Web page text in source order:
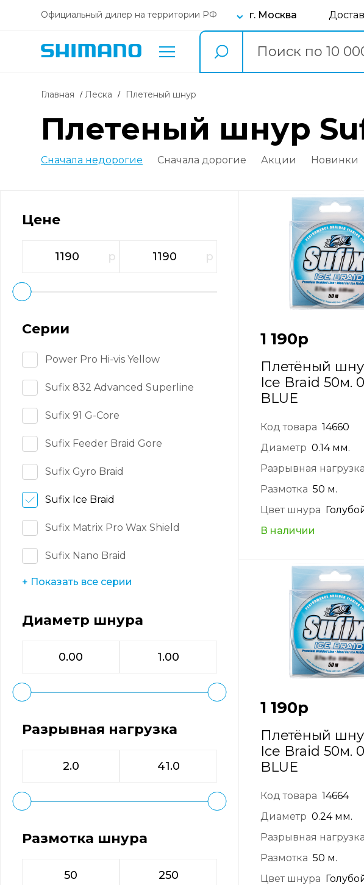
Официальный дилер на территории РФ г. Москва
Главная Леска плетеный шнур
плетеный шнур
Сначала недорогие Сначала дорогие Акции Новинки
Цене
р р
Серии
Power Pro Hi-vis Yellow
Sufix 832 Advanced Superline
Sufix 91 G-Core
Sufix Feeder Braid Gore
Sufix Gyro Braid
Sufix Ice Braid
Sufix Matrix Pro Wax Shield
Sufix Nano Braid
+ Показать все серии
Диаметр шнура
Разрывная нагрузка
Размотка шнура
1 190р
Плетёный
Ice Braid 50м.
BLUE
Код товара 14660
Диаметр 0.14 мм.
Разрывная нагрузка
Размотка 50 м.
Цвет шнура
В наличии
1 190р
Плетёный
Ice Braid 50м.
BLUE
Код товара 14664
Диаметр 0.24 мм.
Разрывная нагрузка
Размотка 50 м.
Цвет шнура